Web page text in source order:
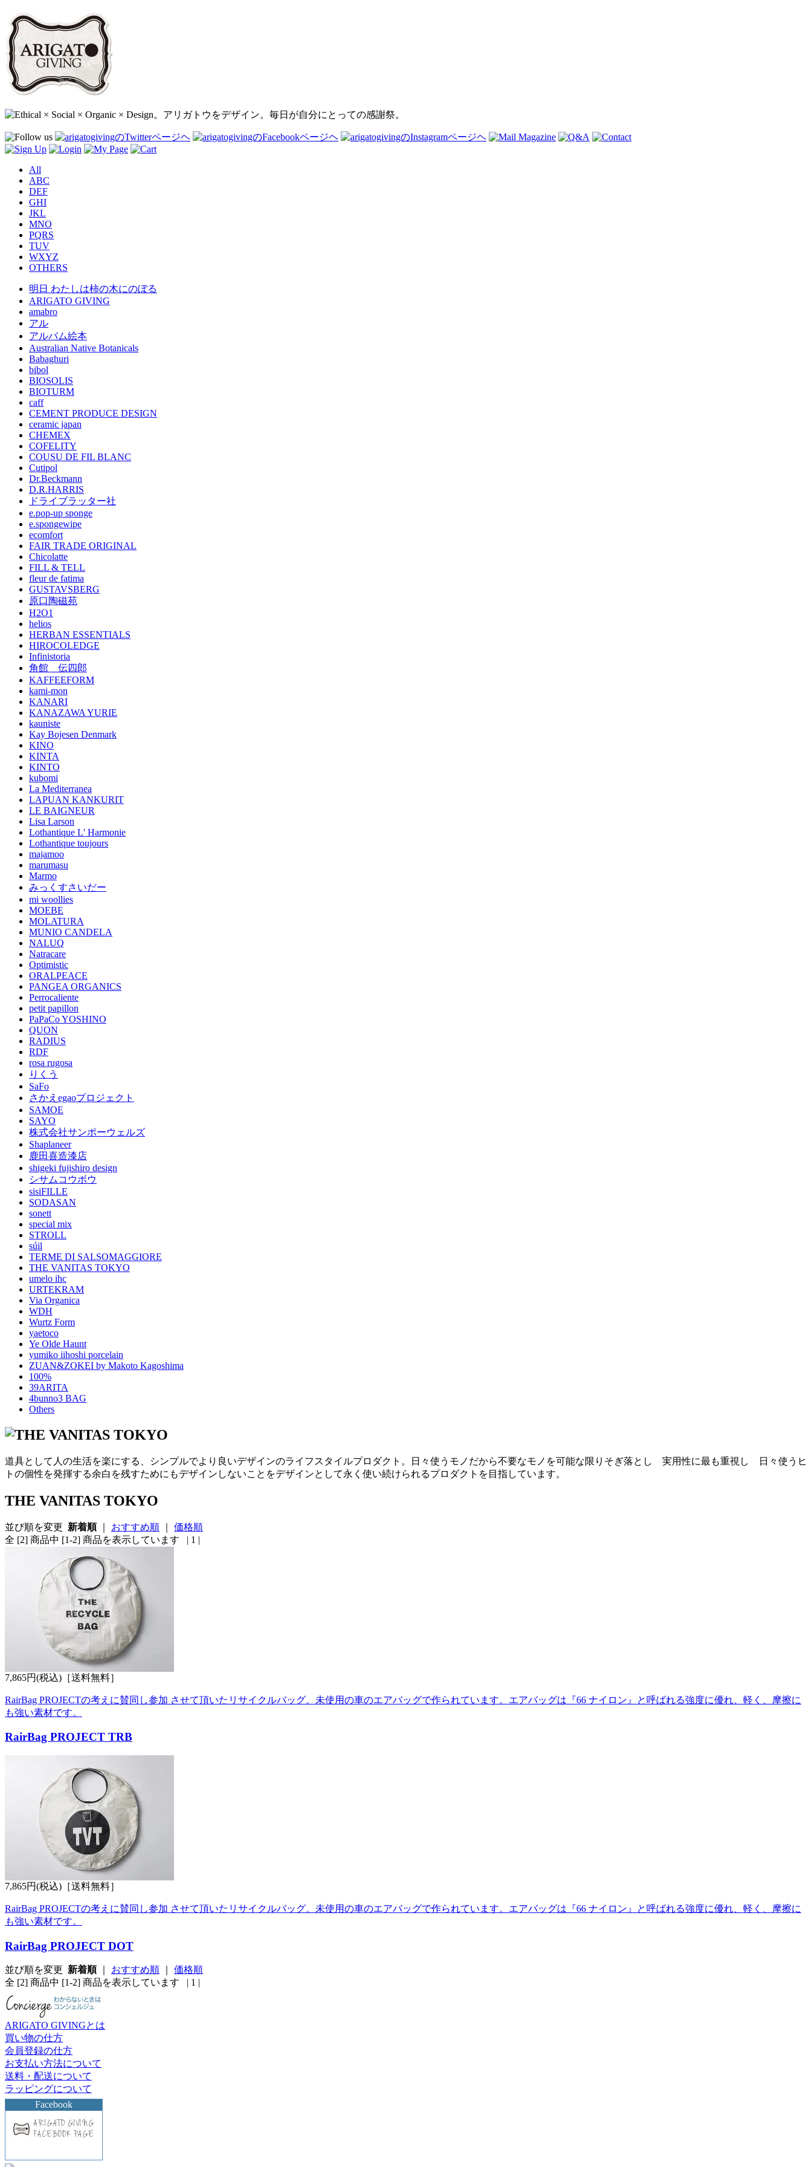
All
ABC
DEF
GHI
JKL
MNO
PQRS
TUV
WXYZ
OTHERS
明日 わたしは柿の木にのぼる
ARIGATO GIVING
amabro
アル
アルバム絵本
Australian Native Botanicals
Babaghuri
bibol
BIOSOLIS
BIOTURM
caff
CEMENT PRODUCE DESIGN
ceramic japan
CHEMEX
COFELITY
COUSU DE FIL BLANC
Cutipol
Dr.Beckmann
D.R.HARRIS
ドライブラッター社
e.pop-up sponge
e.spongewipe
ecomfort
FAIR TRADE ORIGINAL
Chicolatte
FILL & TELL
fleur de fatima
GUSTAVSBERG
原口陶磁苑
H2O1
helios
HERBAN ESSENTIALS
HIROCOLEDGE
Infinistoria
角館 伝四郎
KAFFEEFORM
kami-mon
KANARI
KANAZAWA YURIE
kauniste
Kay Bojesen Denmark
KINO
KINTA
KINTO
kubomi
La Mediterranea
LAPUAN KANKURIT
LE BAIGNEUR
Lisa Larson
Lothantique L' Harmonie
Lothantique toujours
majamoo
marumasu
Marmo
みっくすさいだー
mi woollies
MOEBE
MOLATURA
MUNIO CANDELA
NALUQ
Natracare
Optimistic
ORALPEACE
PANGEA ORGANICS
Perrocaliente
petit papillon
PaPaCo YOSHINO
QUON
RADIUS
RDF
rosa rugosa
りくう
SaFo
さかえegaoプロジェクト
SAMOE
SAYO
株式会社サンポーウェルズ
Shaplaneer
鹿田喜造漆店
shigeki fujishiro design
シサムコウボウ
sisiFILLE
SODASAN
sonett
special mix
STROLL
súil
TERME DI SALSOMAGGIORE
THE VANITAS TOKYO
umelo ihc
URTEKRAM
Via Organica
WDH
Wurtz Form
yaetoco
Ye Olde Haunt
yumiko iihoshi porcelain
ZUAN&ZOKEI by Makoto Kagoshima
100%
39ARITA
4bunno3 BAG
Others
道具として人の生活を楽にする、シンプルでより良いデザインのライフスタイルプロダクト。日々使うモノだから不要なモノを可能な限りそぎ落とし 実用性に最も重視し 日々使うヒ
トの個性を発揮する余白を残すためにもデザインしないことをデザインとして永く使い続けられるプロダクトを目指しています。
THE VANITAS TOKYO
並び順を変更 新着順｜ おすすめ順
価格順
全 [2] 商品中 [1-2] 商品を表示しています | 1 |
7,865円(税込) ［送料無料］
RairBag PROJECTの考えに賛同し参加 させて頂いたリサイクルバッグ。未使用の車のエアバッグで作られています。エアバッグは『66 ナイロン』と呼ばれる強度に優れ、軽く、摩擦に
も強い素材です。
RairBag PROJECT TRB
7,865円(税込) ［送料無料］
RairBag PROJECTの考えに賛同し参加 させて頂いたリサイクルバッグ。未使用の車のエアバッグで作られています。エアバッグは『66 ナイロン』と呼ばれる強度に優れ、軽く、摩擦に
も強い素材です。
RairBag PROJECT DOT
並び順を変更 新着順｜ おすすめ順
価格順
全 [2] 商品中 [1-2] 商品を表示しています | 1 |
ARIGATO GIVINGとは
買い物の仕方
会員登録の仕方
お支払い方法について
送料・配送について
ラッピングについて
Facebook